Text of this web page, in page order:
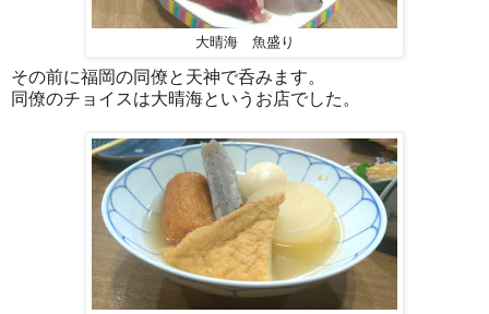
大晴海 魚盛り
その前に福岡の同僚と天神で呑みます。
同僚のチョイスは大晴海というお店でした。